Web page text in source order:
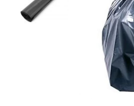
MACHINE
DE
CONTINUER
MA